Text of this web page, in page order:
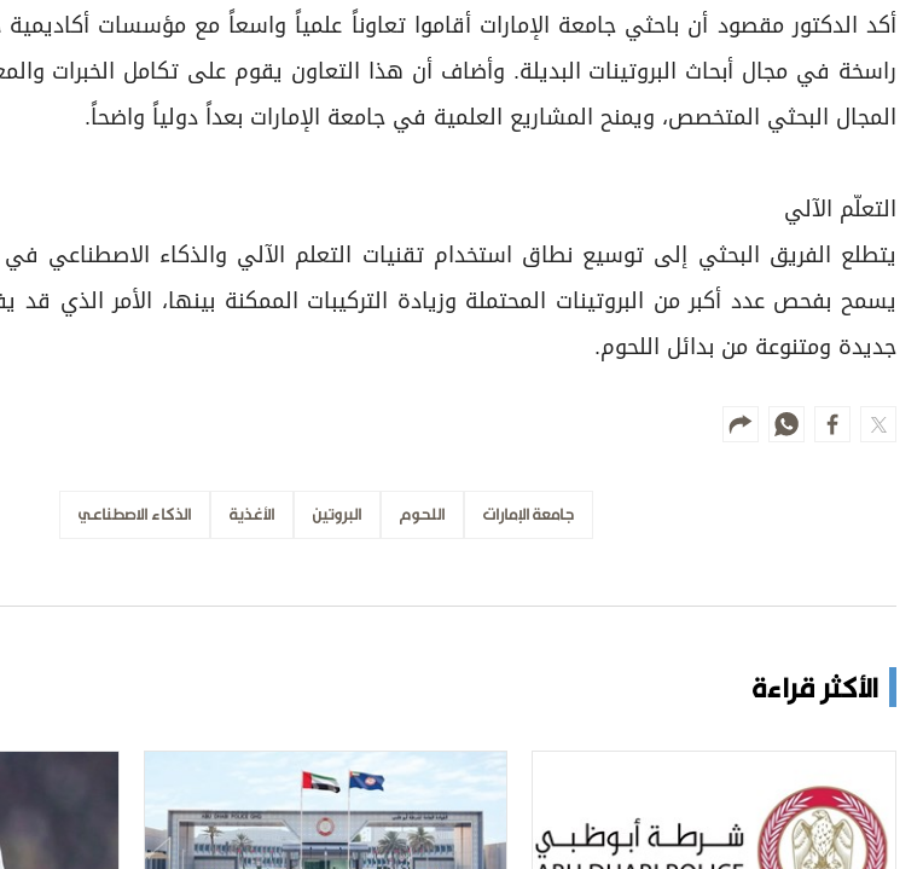
أكد الدكتور مقصود أن باحثي جامعة الإمارات أقاموا تعاوناً علمياً واسعاً مع مؤسسات
راسخة في مجال أبحاث البروتينات البديلة. وأضاف أن هذا التعاون يقوم على تكامل الخبرات
المجال البحثي المتخصص، ويمنح المشاريع العلمية في جامعة الإمارات بعداً دولياً واضحاً.
التعلّم الآلي
يتطلع الفريق البحثي إلى توسيع نطاق استخدام تقنيات التعلم الآلي والذكاء الاصطناعي في
يسمح بفحص عدد أكبر من البروتينات المحتملة وزيادة التركيبات الممكنة بينها، الأمر الذي قد
جديدة ومتنوعة من بدائل اللحوم.
جامعة الإمارات اللحوم البروتين الأغذية الذكاء الاصطناعي
الأكثر قراءة